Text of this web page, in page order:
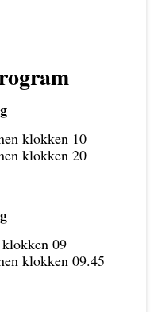
klokken 10
klokken 20
klokken 09
klokken 09.45